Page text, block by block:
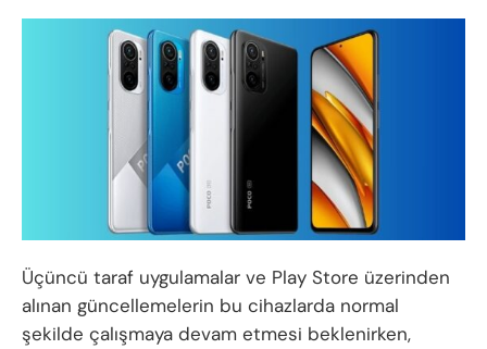
Üçüncü taraf uygulamalar ve Play Store üzerinden
alınan güncellemelerin bu cihazlarda normal
şekilde çalışmaya devam etmesi beklenirken,